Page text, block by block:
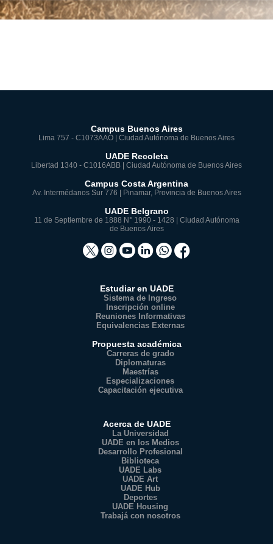
Campus Buenos Aires
Lima 757 - C1073AAO | Ciudad Autónoma de Buenos Aires
UADE Recoleta
Libertad 1340 - C1016ABB | Ciudad Autónoma de Buenos Aires
Campus Costa Argentina
Av. Intermédanos Sur 776 | Pinamar, Provincia de Buenos Aires
UADE Belgrano
11 de Septiembre de 1888 N° 1990 - 1428 | Ciudad Autónoma
de Buenos Aires
Estudiar en UADE
Sistema de Ingreso
Inscripción online
Reuniones Informativas
Equivalencias Externas
Propuesta académica
Carreras de grado
Diplomaturas
Maestrías
Especializaciones
Capacitación ejecutiva
Acerca de UADE
La Universidad
UADE en los Medios
Desarrollo Profesional
Biblioteca
UADE Labs
UADE Art
UADE Hub
Deportes
UADE Housing
Trabajá con nosotros